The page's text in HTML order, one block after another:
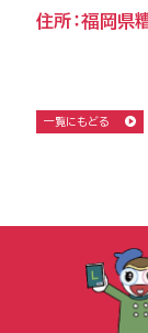
住所：福岡
一覧にもどる